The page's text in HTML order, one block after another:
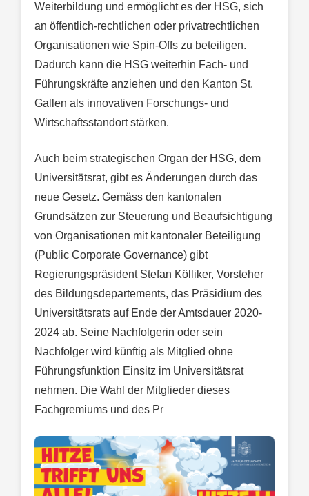
Weiterbildung und ermöglicht es der HSG, sich
an öffentlich-rechtlichen oder privatrechtlichen
Organisationen wie Spin-Offs zu beteiligen.
Dadurch kann die HSG weiterhin Fach- und
Führungskräfte anziehen und den Kanton St.
Gallen als innovativen Forschungs- und
Wirtschaftsstandort stärken.
Auch beim strategischen Organ der HSG, dem
Universitätsrat, gibt es Änderungen durch das
neue Gesetz. Gemäss den kantonalen
Grundsätzen zur Steuerung und Beaufsichtigung
von Organisationen mit kantonaler Beteiligung
(Public Corporate Governance) gibt
Regierungspräsident Stefan Kölliker, Vorsteher
des Bildungsdepartements, das Präsidium des
Universitätsrats auf Ende der Amtsdauer 2020-
2024 ab. Seine Nachfolgerin oder sein
Nachfolger wird künftig als Mitglied ohne
Führungsfunktion Einsitz im Universitätsrat
nehmen. Die Wahl der Mitglieder dieses
Fachgremiums und des Pr